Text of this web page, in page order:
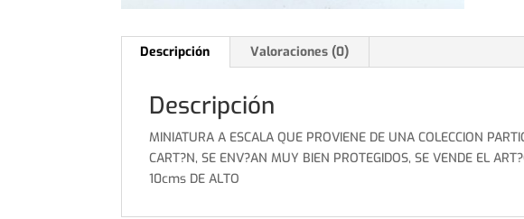
Descripción Valoraciones (0)
Descripción
MINIATURA A ESCALA QUE PROVIENE DE UNA COLECCION
CART?N, SE ENV?AN MUY BIEN PROTEGIDOS, SE VENDE EL
10cms DE ALTO